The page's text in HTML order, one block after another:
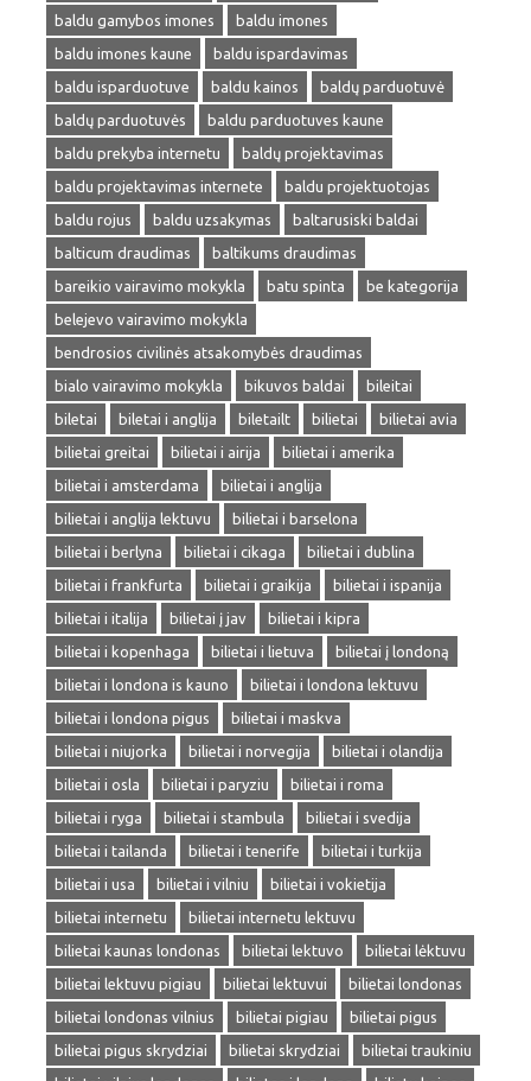
baldu gamybos imones
baldu imones
baldu imones kaune
baldu ispardavimas
baldu isparduotuve
baldu kainos
baldų parduotuvė
baldų parduotuvės
baldu parduotuves kaune
baldu prekyba internetu
baldų projektavimas
baldu projektavimas internete
baldu projektuotojas
baldu rojus
baldu uzsakymas
baltarusiski baldai
balticum draudimas
baltikums draudimas
bareikio vairavimo mokykla
batu spinta
be kategorija
belejevo vairavimo mokykla
bendrosios civilinės atsakomybės draudimas
bialo vairavimo mokykla
bikuvos baldai
bileitai
biletai
biletai i anglija biletailt bilietai
bilietai avia
bilietai greitai
bilietai i airija
bilietai i amerika
bilietai i amsterdama
bilietai i anglija
bilietai i anglija lektuvu
bilietai i barselona
bilietai i berlyna
bilietai i cikaga
bilietai i dublina
bilietai i frankfurta
bilietai i graikija
bilietai i ispanija
bilietai i italija
bilietai į jav
bilietai i kipra
bilietai i kopenhaga
bilietai i lietuva
bilietai į londoną
bilietai i londona is kauno
bilietai i londona lektuvu
bilietai i londona pigus
bilietai i maskva
bilietai i niujorka
bilietai i norvegija
bilietai i olandija
bilietai i osla
bilietai i paryziu
bilietai i roma
bilietai i ryga
bilietai i stambula
bilietai i svedija
bilietai i tailanda
bilietai i tenerife
bilietai i turkija
bilietai i usa
bilietai i vilniu
bilietai i vokietija
bilietai internetu
bilietai internetu lektuvu
bilietai kaunas londonas
bilietai lektuvo
bilietai lėktuvu
bilietai lektuvu pigiau
bilietai lektuvui
bilietai londonas
bilietai londonas vilnius
bilietai pigiau
bilietai pigus
bilietai pigus skrydziai
bilietai skrydziai
bilietai traukiniu